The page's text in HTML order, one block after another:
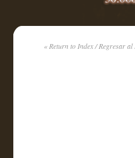
« Return to Index / Regresar